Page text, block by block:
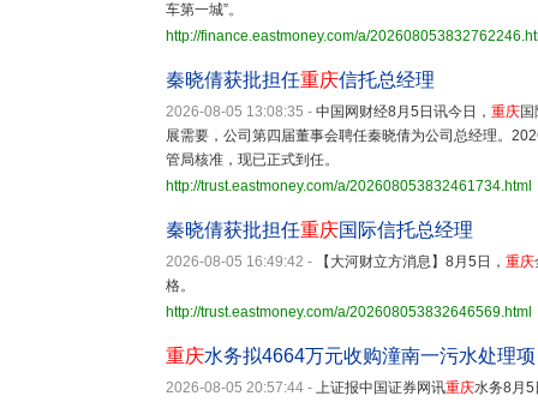
车第一城”。
http://finance.eastmoney.com/a/
秦晓倩获批担任重庆信托总经理
2026-08-05 13:08:35 - 中国网财经8月5日讯今日， 重庆
展需要，公司第四届董事会聘任秦晓倩为公司总经理。
管局核准，现已正式到任。
http://trust.eastmoney.com/a/202608053832461734.html
秦晓倩获批担任重庆国际信托总经理
2026-08-05 16:49:42 - 【大河财立方消息】8月5日， 重庆
格。
http://trust.eastmoney.com/a/202608053832646569.html
重庆水务拟4664万元收购潼南一污水处理
2026-08-05 20:57:44 - 上证报中国证券网讯重庆水务8月5